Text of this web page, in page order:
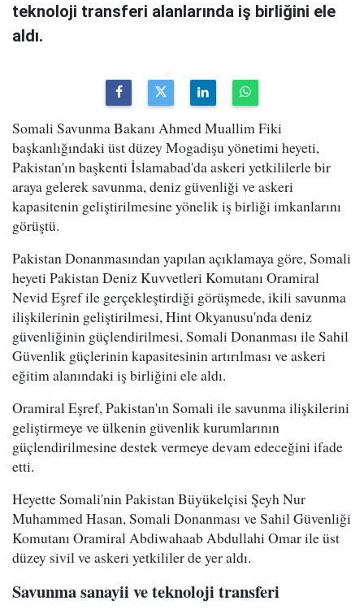
teknoloji transferi alanlarında iş birliğini ele
aldı.
Somali Savunma Bakanı Ahmed Muallim Fiki
başkanlığındaki üst düzey Mogadişu yönetimi heyeti,
Pakistan'ın başkenti İslamabad'da askeri yetkililerle bir
araya gelerek savunma, deniz güvenliği ve askeri
kapasitenin geliştirilmesine yönelik iş birliği imkanlarını
görüştü.
Pakistan Donanmasından yapılan açıklamaya göre, Somali
heyeti Pakistan Deniz Kuvvetleri Komutanı Oramiral
Nevid Eşref ile gerçekleştirdiği görüşmede, ikili savunma
ilişkilerinin geliştirilmesi, Hint Okyanusu'nda deniz
güvenliğinin güçlendirilmesi, Somali Donanması ile Sahil
Güvenlik güçlerinin kapasitesinin artırılması ve askeri
eğitim alanındaki iş birliğini ele aldı.
Oramiral Eşref, Pakistan'ın Somali ile savunma ilişkilerini
geliştirmeye ve ülkenin güvenlik kurumlarının
güçlendirilmesine destek vermeye devam edeceğini ifade
etti.
Heyette Somali'nin Pakistan Büyükelçisi Şeyh Nur
Muhammed Hasan, Somali Donanması ve Sahil Güvenliği
Komutanı Oramiral Abdiwahaab Abdullahi Omar ile üst
düzey sivil ve askeri yetkililer de yer aldı.
Savunma sanayii ve teknoloji transferi